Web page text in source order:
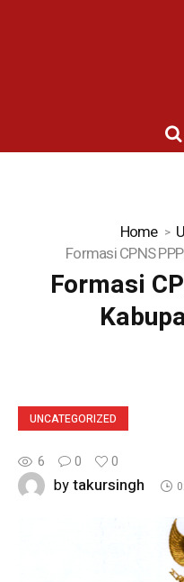
Home
Formasi CPNS
Formasi
UNCATEGORIZED
6 0 0
bytakursingh